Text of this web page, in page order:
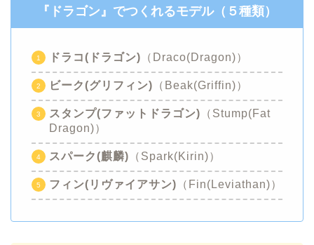
『 ドラゴン 』 でつくれるモデル（５種類）
ドラコ(ドラゴン) （Draco(Dragon)）
ビーク(グリフィン) （Beak(Griffin)）
スタンプ(ファットドラゴン) （Stump(Fat
Dragon)）
スパーク(麒麟) （Spark(Kirin)）
フィン(リヴァイアサン) （Fin(Leviathan)）